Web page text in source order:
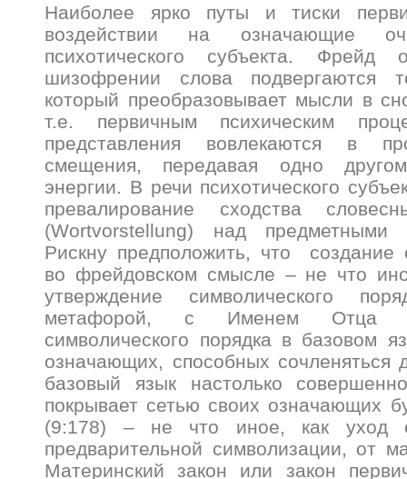
Наиболее ярко путы и тиски
воздействии на означающие
психотического субъекта.
шизофрении слова подвергаются
который преобразовывает мысли в
т.е. первичным психическим
представления вовлекаются в
смещения, передавая одно
энергии. В речи психотического
превалирование сходства
(Wortvorstellung) над
Рискну предположить, что создание
во фрейдовском смысле – не что
утверждение символического
метафорой, с Именем Отца
символического порядка в базовом
означающих, способных сочленяться
базовый язык настолько
покрывает сетью своих означающих
(9:178) – не что иное, как уход
предварительной символизации, от
Материнский закон или закон